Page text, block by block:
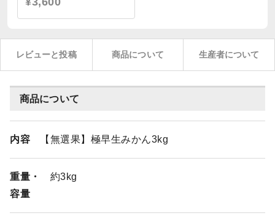
レビューと投稿 商品について 生産者について
商品について
内容 【無選果】極早生みかん3kg
重量・
容量
約3kg